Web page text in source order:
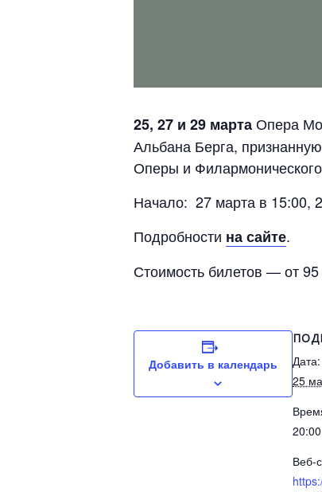
25, 27 и 29 мартаОпера
Альбана Берга,
Оперы и
Начало: 27 марта в 15:00,
Подробности на сайте.
Стоимость билетов — от
Добавить в календарь
Дата:
25
Веб-